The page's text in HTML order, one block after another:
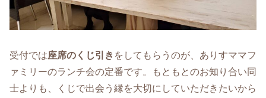
受付では座席のくじ引き をしてもらうのが、ありすママフ
ァミリーのランチ会の定番です。もともとのお知り合い同
士よりも、くじで出会う縁を大切にしていただきたいから